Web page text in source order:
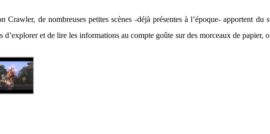
Crawler, de nombreuses petites scènes -déjà présentes à l’époque- apportent
et de lire les informations au compte goûte sur des morceaux de papier,